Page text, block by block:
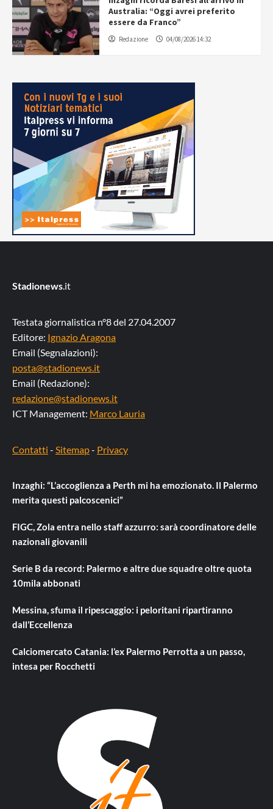
Australia: “Oggi avrei preferito
essere da Franco”
Redazione 04/08/2026 14:32
Stadionews.it
Testata giornalistica n°8 del 27.04.2007
Editore: Ignazio Aragona
Email (Segnalazioni):
posta@stadionews.it
Email (Redazione):
redazione@stadionews.it
ICT Management: Marco Lauria
Contatti - Sitemap- Privacy
Inzaghi: “L’accoglienza a Perth mi ha emozionato. Il Palermo
merita questi palcoscenici”
FIGC, Zola entra nello staff azzurro: sarà coordinatore delle
nazionali giovanili
Serie B da record: Palermo e altre due squadre oltre quota
10mila abbonati
Messina, sfuma il ripescaggio: i peloritani ripartiranno
dall’Eccellenza
Calciomercato Catania: l’ex Palermo Perrotta a un passo,
intesa per Rocchetti